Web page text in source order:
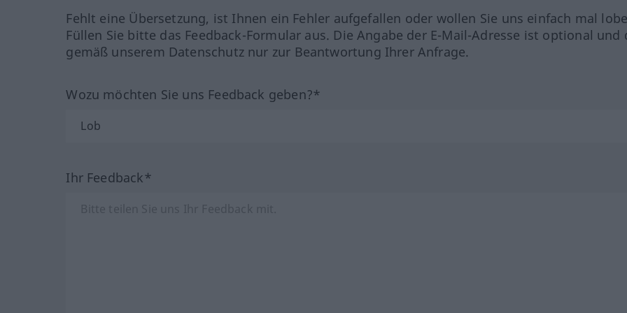
Fehlt eine Übersetzung, ist Ihnen ein Fehler aufgefallen oder wollen Sie uns einfach mal
Füllen Sie bitte das Feedback-Formular aus. Die Angabe der E-Mail-Adresse ist optional und
gemäß unserem Datenschutz nur zur Beantwortung Ihrer Anfrage.
Wozu möchten Sie uns Feedback geben?*
Ihr Feedback*